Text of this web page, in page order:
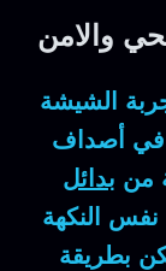
والامن
الشيشة
في أصداف
من بدائل
نفس النكهة
بطريقة